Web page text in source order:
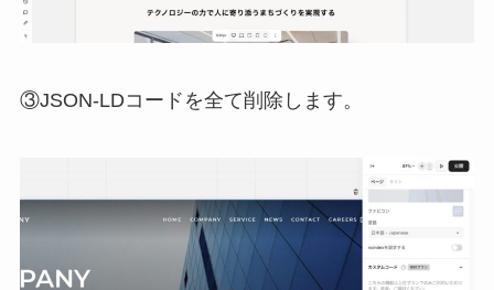
③JSON-LDコードを全て削除します。